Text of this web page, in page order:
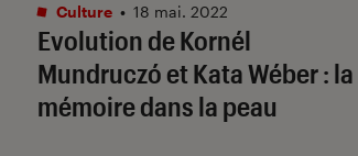
Evolution de Kornél
Mundruczó et Kata Wéber : la
mémoire dans la peau
Culture • 18 mai. 2022